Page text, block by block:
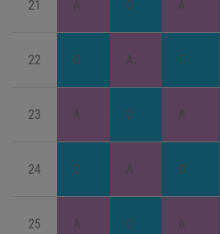
21 A O A
22 O A O
23 A O A
24 O A O
25 A O A